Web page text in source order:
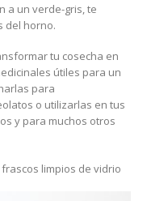
a un verde-gris, te
del horno.
tu cosecha en
útiles para un
para
o utilizarlas en tus
y para muchos otros
limpios de vidrio